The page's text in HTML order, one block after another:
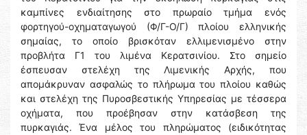
καμπίνες ενδιαίτησης στο πρωραίο τμήμα ενός
φορτηγού-οχηματαγωγού (Φ/Γ-Ο/Γ) πλοίου ελληνικής
σημαίας, το οποίο βρισκόταν ελλιμενισμένο στην
προβλήτα Γ1 του λιμένα Κερατσινίου. Στο σημείο
έσπευσαν στελέχη της Λιμενικής Αρχής, που
απομάκρυναν ασφαλώς το πλήρωμα του πλοίου καθώς
και στελέχη της Πυροσβεστικής Υπηρεσίας με τέσσερα
οχήματα, που προέβησαν στην κατάσβεση της
πυρκαγιάς. Ένα μέλος του πληρώματος (ειδικότητας